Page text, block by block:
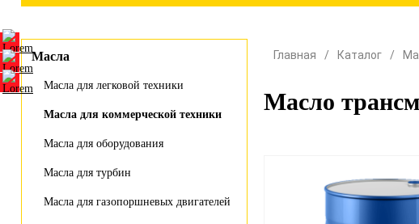
Масла
Масла для легковой техники
Масла для коммерческой техники
Масла для оборудования
Масла для турбин
Масла для газопоршневых двигателей
Главная Каталог
Масло